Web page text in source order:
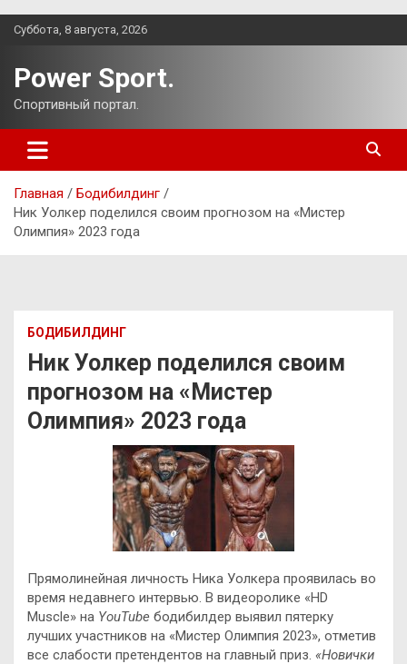
Перейти
Суббота, 8 августа, 2026
Power Sport.
Спортивный портал.
Главная
Бодибилдинг
Ник Уолкер поделился своим прогнозом на «Мистер
Олимпия» 2023 года
БОДИБИЛДИНГ
Ник Уолкер поделился своим
прогнозом на «Мистер
Олимпия» 2023 года
Прямолинейная личность Ника Уолкера проявилась во
время недавнего интервью. В видеоролике «HD
Muscle» на YouTube бодибилдер выявил пятерку
лучших участников на «Мистер Олимпия 2023», отметив
все слабости претендентов на главный приз. «Новички